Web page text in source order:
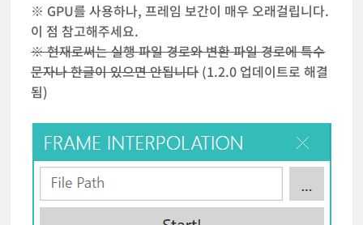
※ GPU를 사용하나, 프레임 보간이 매우 오래걸립니다.
이 점 참고해주세요.
※ 현재로써는 실행 파일 경로와 변환 파일 경로에 특수
문자나 한글이 있으면 안됩니다(1.2.0 업데이트로 해결
됨)